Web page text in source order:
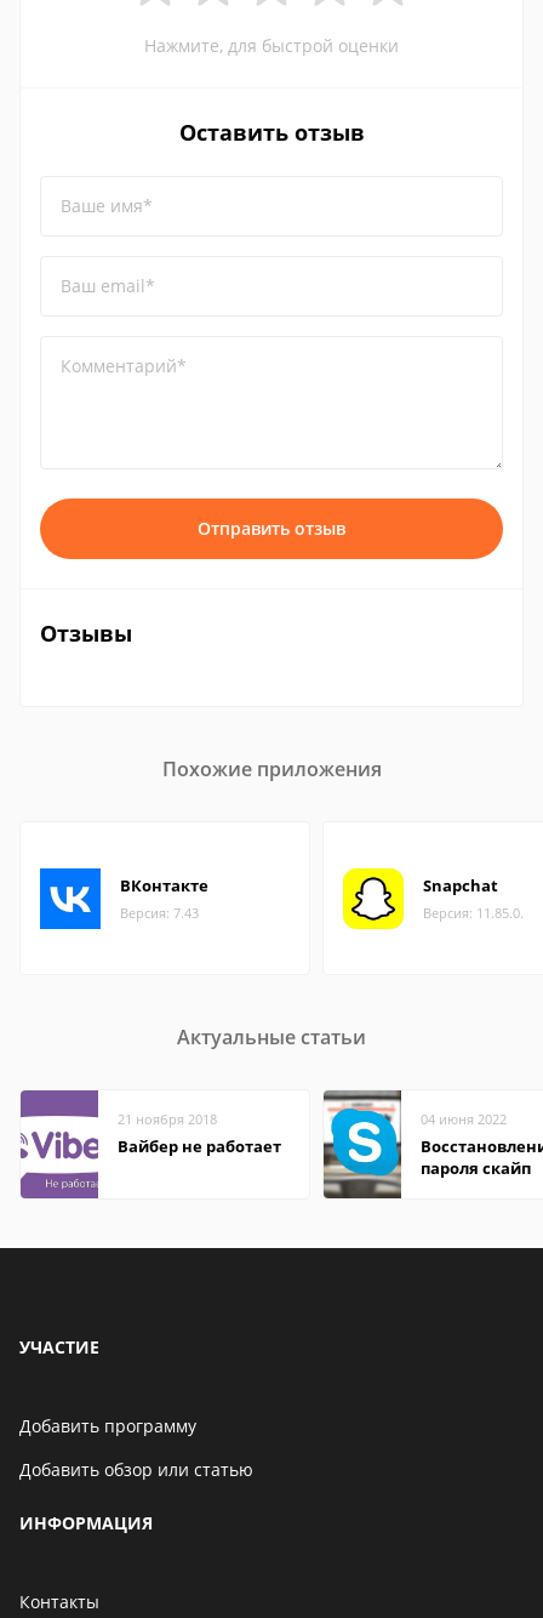
Нажмите, для быстрой оценки
Оставить отзыв
Ваше имя*
Ваш email*
Комментарий*
Отправить отзыв
Отзывы
Похожие приложения
ВКонтакте
Версия: 7.43
Snapchat
Версия: 11.85.0.
Актуальные статьи
21 ноября 2018
Вайбер не работает
04 июня 2022
пароля скайп
УЧАСТИЕ
Добавить программу
Добавить обзор или статью
ИНФОРМАЦИЯ
Контакты